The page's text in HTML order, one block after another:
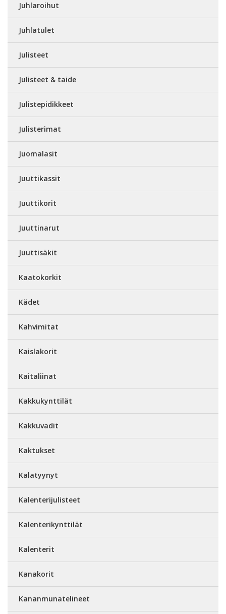
Juhlaroihut
Juhlatulet
Julisteet
Julisteet & taide
Julistepidikkeet
Julisterimat
Juomalasit
Juuttikassit
Juuttikorit
Juuttinarut
Juuttisäkit
Kaatokorkit
Kädet
Kahvimitat
Kaislakorit
Kaitaliinat
Kakkukynttilät
Kakkuvadit
Kaktukset
Kalatyynyt
Kalenterijulisteet
Kalenterikynttilät
Kalenterit
Kanakorit
Kananmunatelineet